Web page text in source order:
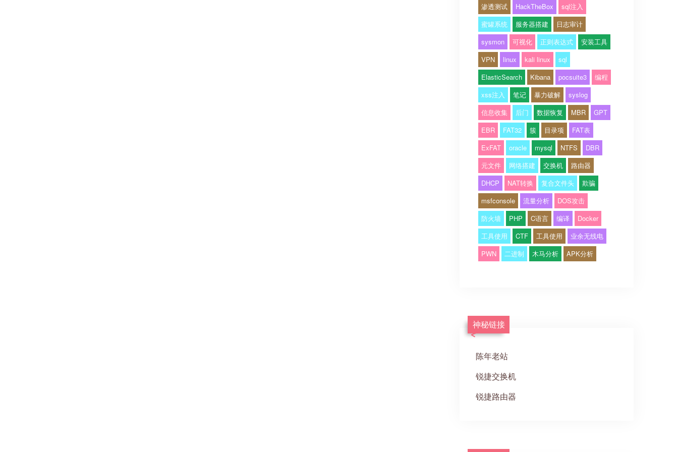
渗透测试 HackTheBox
sql注入
蜜罐系统
服务器搭建
日志审计
sysmon
可视化 正则表达式
安装工具
VPN
linux kali linux
sql
ElasticSearch
Kibana pocsuite3
编程
xss注入
笔记 暴力破解
syslog
信息收集
后门 数据恢复 MBR
GPT
EBR
FAT32 簇 目录项
FAT表
ExFAT
oracle mysql NTFS
DBR
元文件
网络搭建 交换机
路由器
DHCP
NAT转换 复合文件头
欺骗
msfconsole
流量分析
DOS攻击
防火墙
PHP C语言 编译
Docker
工具使用
CTF 工具使用
业余无线电
PWN
二进制 木马分析 APK分析
神秘链接
陈年老站
锐捷交换机
锐捷路由器